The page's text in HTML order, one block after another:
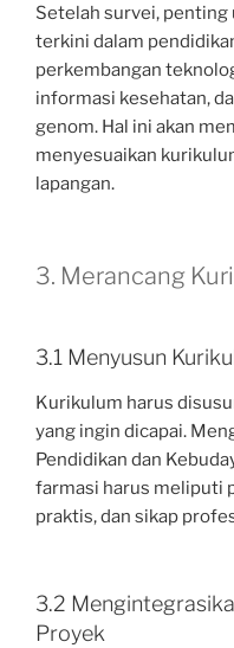
Setelah survei,
terkini dalam
perkembangan
informasi kesehatan,
genom. Hal ini akan
menyesuaikan
lapangan.
3. Merancang
3.1 Menyusun
Kurikulum harus
yang ingin dicapai.
Pendidikan dan
farmasi harus meliputi
praktis, dan sikap
3.2
Proyek